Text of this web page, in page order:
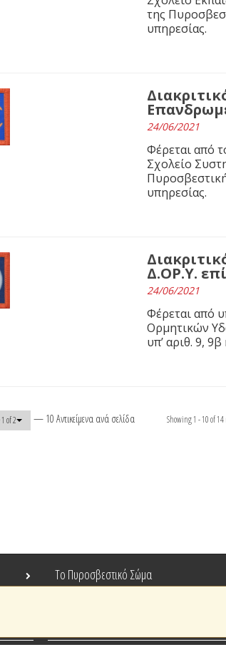
της
υπηρεσίας.
24/06/2021
Φέρεται από
Σχολείο
υπηρεσίας.
Δ.ΟΡ.Υ.
24/06/2021
Φέρεται από
Ορμητικών
υπ’ αριθ. 9,
1 of 2 — 10 Αντικείμενα ανά σελίδα Showing 1 - 10 of 14
Το Πυροσβεστικό Σώμα